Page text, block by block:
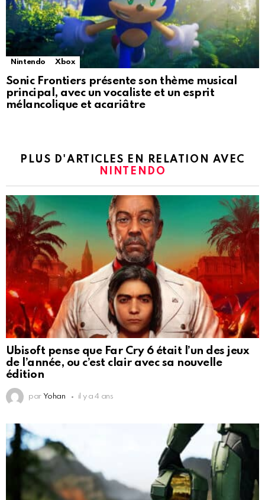
Nintendo Xbox
Sonic Frontiers présente son thème musical
principal, avec un vocaliste et un esprit
mélancolique et acariâtre
PLUS D'ARTICLES EN RELATION AVEC
NINTENDO
Ubisoft pense que Far Cry 6 était l’un des jeux
de l’année, ou c’est clair avec sa nouvelle
édition
par Yohan il y a 4 ans